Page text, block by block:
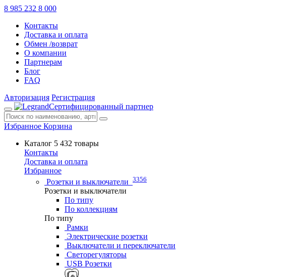
8 985 232 8 000
Контакты
Доставка и оплата
Обмен /возврат
О компании
Партнерам
Блог
FAQ
Авторизация Регистрация
Сертифицированный партнер
Избранное Корзина
Каталог 5 432 товары
Контакты
Доставка и оплата
Избранное
Розетки и выключатели 3356
Розетки и выключатели
По типу
По коллекциям
По типу
Рамки
Электрические розетки
Выключатели и переключатели
Светорегуляторы
USB Розетки